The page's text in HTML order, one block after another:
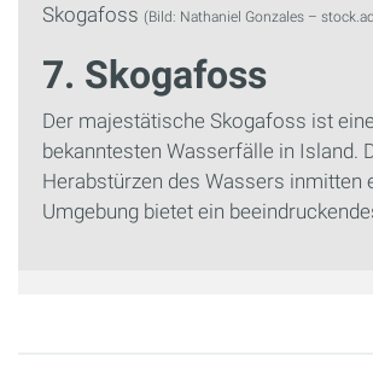
Skogafoss (Bild: Nathaniel Gonzales –
7. Skogafoss
Der majestätische Skogafoss ist
bekanntesten Wasserfälle in Island.
Herabstürzen des Wassers inmitten
Umgebung bietet ein